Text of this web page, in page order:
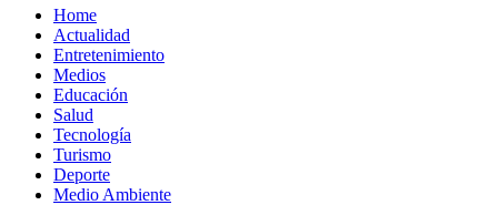
Home
Actualidad
Entretenimiento
Medios
Educación
Salud
Tecnología
Turismo
Deporte
Medio Ambiente